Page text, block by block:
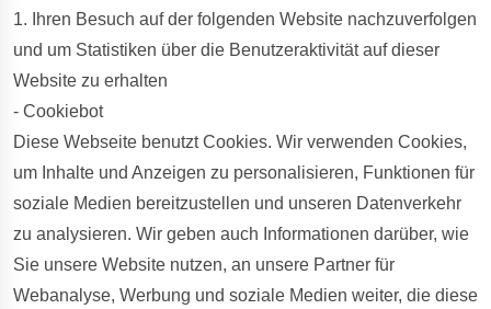
1. Ihren Besuch auf der folgenden Website nachzuverfolgen
und um Statistiken über die Benutzeraktivität auf dieser
Website zu erhalten
- Cookiebot
Diese Webseite benutzt Cookies. Wir verwenden Cookies,
um Inhalte und Anzeigen zu personalisieren, Funktionen für
soziale Medien bereitzustellen und unseren Datenverkehr
zu analysieren. Wir geben auch Informationen darüber, wie
Sie unsere Website nutzen, an unsere Partner für
Webanalyse, Werbung und soziale Medien weiter, die diese